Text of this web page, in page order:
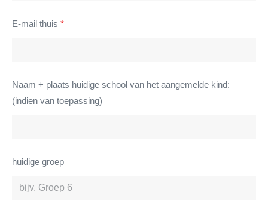
E-mail thuis *
Naam + plaats huidige school van het aangemelde kind:
(indien van toepassing)
huidige groep